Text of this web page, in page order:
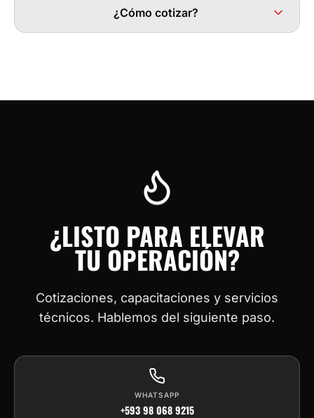
¿Cómo cotizar?
¿LISTO PARA ELEVAR
TU OPERACIÓN?
Cotizaciones, capacitaciones y servicios
técnicos. Hablemos del siguiente paso.
WHATSAPP
+593 98 068 9215